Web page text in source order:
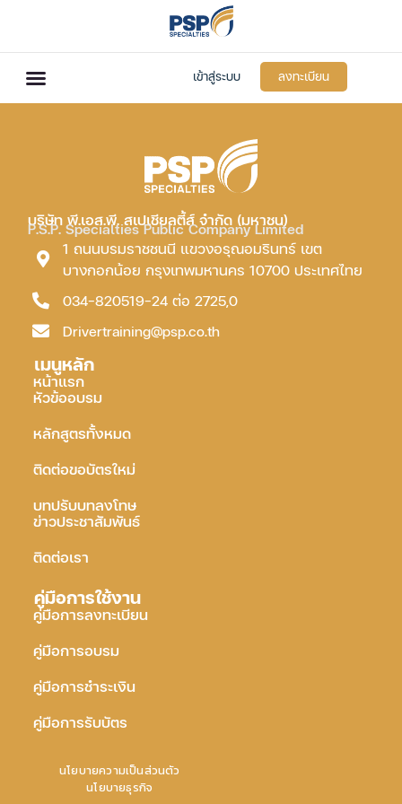
เข้าสู่ระบบ ลงทะเบียน
บริษัท พี.เอส.พี. สเปเชียลตี้ส์ จำกัด (มหาชน)
P.S.P. Specialties Public Company Limited
1 ถนนบรมราชชนนี แขวงอรุณอมรินทร์ เขต
บางกอกน้อย กรุงเทพมหานคร 10700 ประเทศไทย
034-820519-24 ต่อ 2725,0
Drivertraining@psp.co.th
เมนูหลัก
หน้าแรก
หัวข้ออบรม
หลักสูตรทั้งหมด
ติดต่อขอบัตรใหม่
บทปรับบทลงโทษ
ข่าวประชาสัมพันธ์
ติดต่อเรา
คู่มือการใช้งาน
คู่มือการลงทะเบียน
คู่มือการอบรม
คู่มือการชำระเงิน
คู่มือการรับบัตร
นโยบายความเป็นส่วนตัว
นโยบายธุรกิจ